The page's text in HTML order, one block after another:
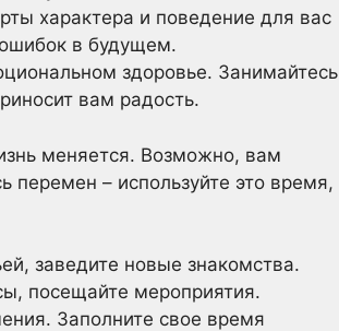
характера и поведение для вас
в будущем.
здоровье. Занимайтесь
вам радость.
меняется. Возможно, вам
перемен – используйте это время,
заведите новые знакомства.
посещайте мероприятия.
Заполните свое время